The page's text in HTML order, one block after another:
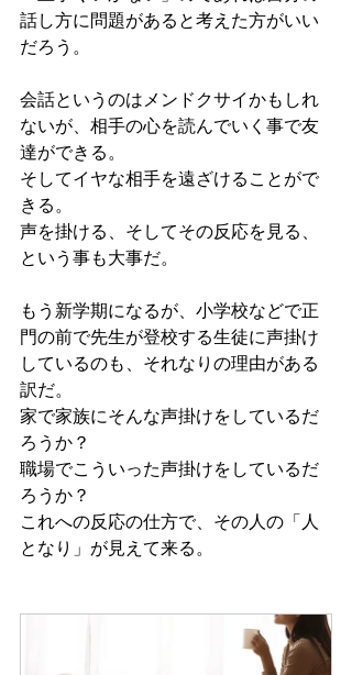
話し方に問題があると考えた方がいい
だろう。
会話というのはメンドクサイかもしれ
ないが、相手の心を読んでいく事で友
達ができる。
そしてイヤな相手を遠ざけることがで
きる。
声を掛ける、そしてその反応を見る、
という事も大事だ。
もう新学期になるが、小学校などで正
門の前で先生が登校する生徒に声掛け
しているのも、それなりの理由がある
訳だ。
家で家族にそんな声掛けをしているだ
ろうか？
職場でこういった声掛けをしているだ
ろうか？
これへの反応の仕方で、その人の「人
となり」が見えて来る。